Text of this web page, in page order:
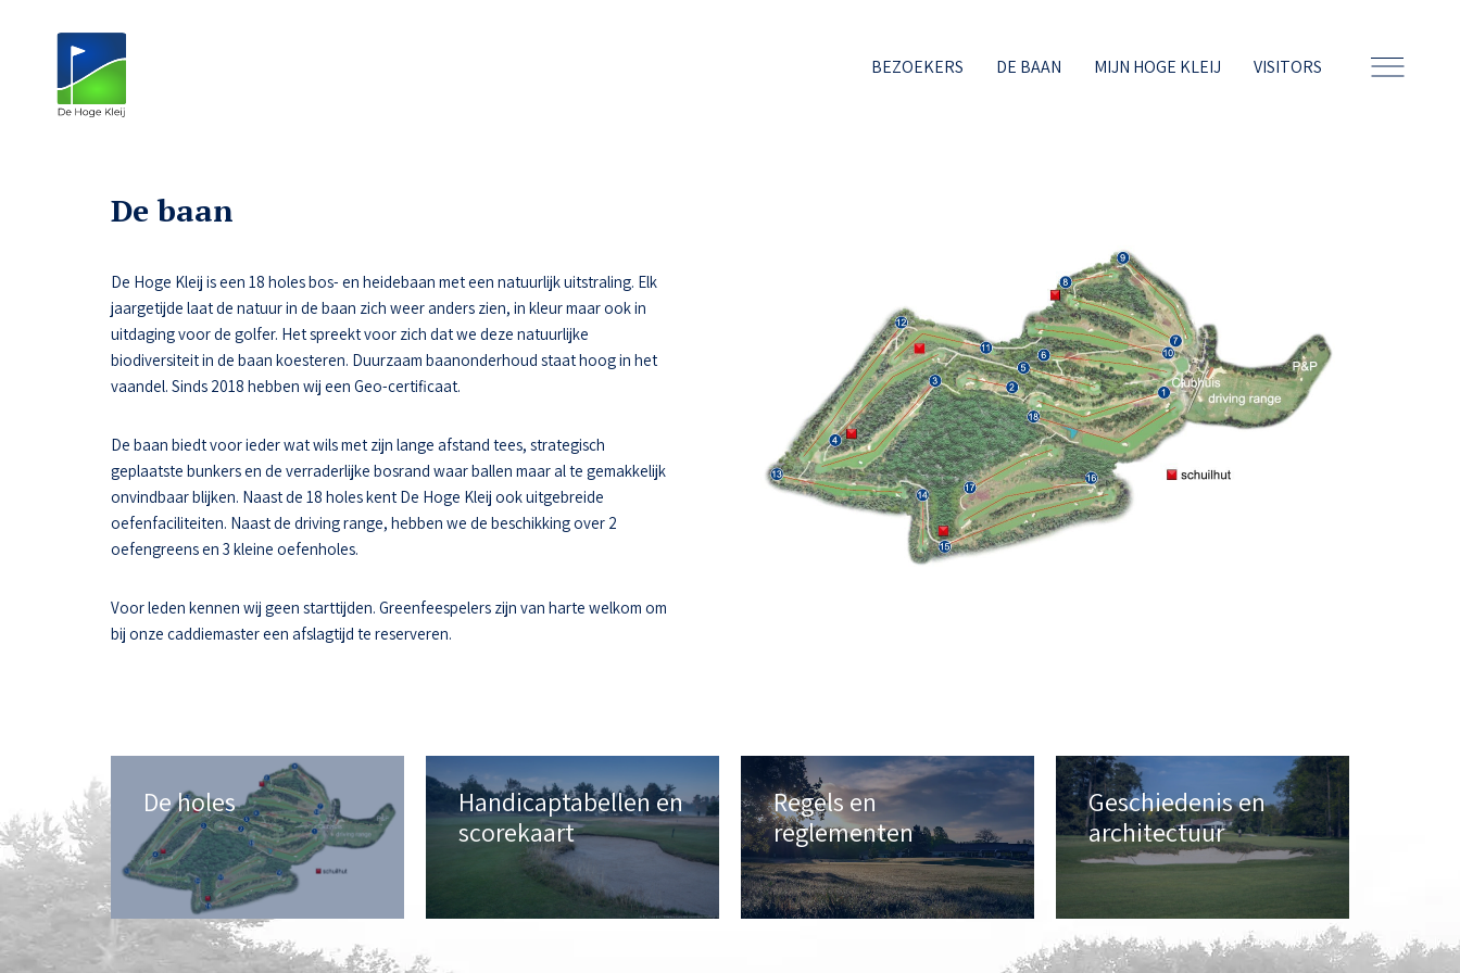
BEZOEKERS DE BAAN MIJN HOGE KLEIJ VISITORS
De baan
De Hoge Kleij is een 18 holes bos- en heidebaan met een natuurlijk uitstraling. Elk
jaargetijde laat de natuur in de baan zich weer anders zien, in kleur maar ook in
uitdaging voor de golfer. Het spreekt voor zich dat we deze natuurlijke
biodiversiteit in de baan koesteren. Duurzaam baanonderhoud staat hoog in het
vaandel. Sinds 2018 hebben wij een Geo-certificaat.
De baan biedt voor ieder wat wils met zijn lange afstand tees, strategisch
geplaatste bunkers en de verraderlijke bosrand waar ballen maar al te gemakkelijk
onvindbaar blijken. Naast de 18 holes kent De Hoge Kleij ook uitgebreide
oefenfaciliteiten. Naast de driving range, hebben we de beschikking over 2
oefengreens en 3 kleine oefenholes.
Voor leden kennen wij geen starttijden. Greenfeespelers zijn van harte welkom om
bij onze caddiemaster een afslagtijd te reserveren.
De holes
Handicaptabellen en
scorekaart
Regels en
reglementen
Geschiedenis en
architectuur